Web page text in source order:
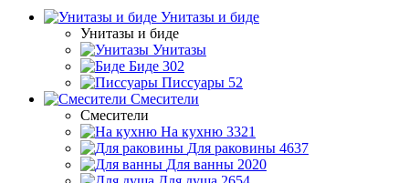
Унитазы и биде
Унитазы и биде
Унитазы
Биде 302
Писсуары 52
Смесители
Смесители
На кухню 3321
Для раковины 4637
Для ванны 2020